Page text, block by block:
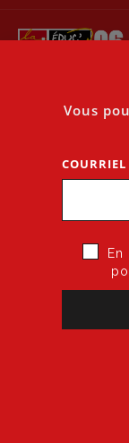
Vous
COURRIEL